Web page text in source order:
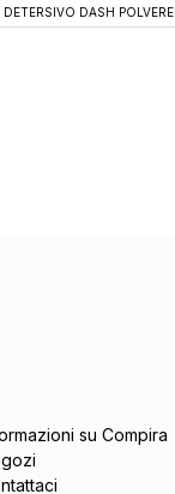
DETERSIVO DASH POLVERE
su Compira